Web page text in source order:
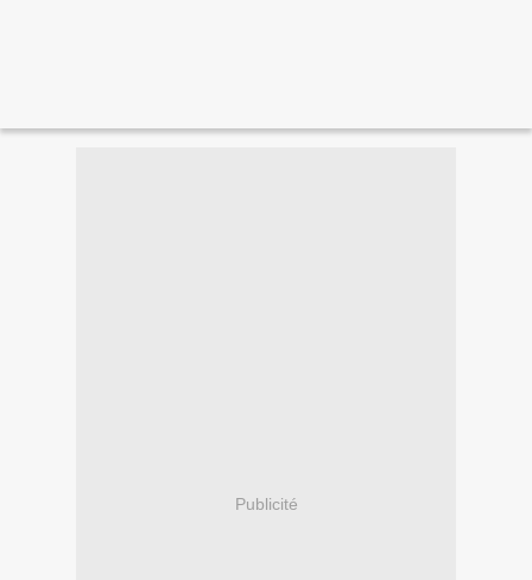
Publicité